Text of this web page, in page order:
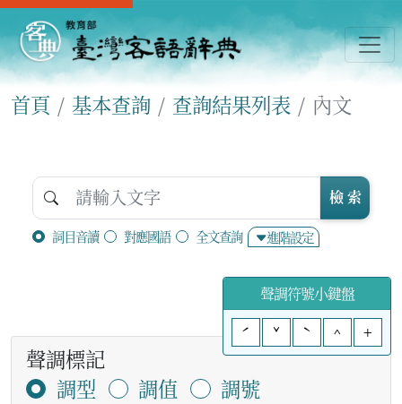
首頁 基本查詢 查詢結果列表 內文
詞目音讀 對應國語 全文查詢 進階設定
檢 索
聲調符號小鍵盤
ˊ
ˇ ˋ ^ +
聲調標記
調型
調值
調號